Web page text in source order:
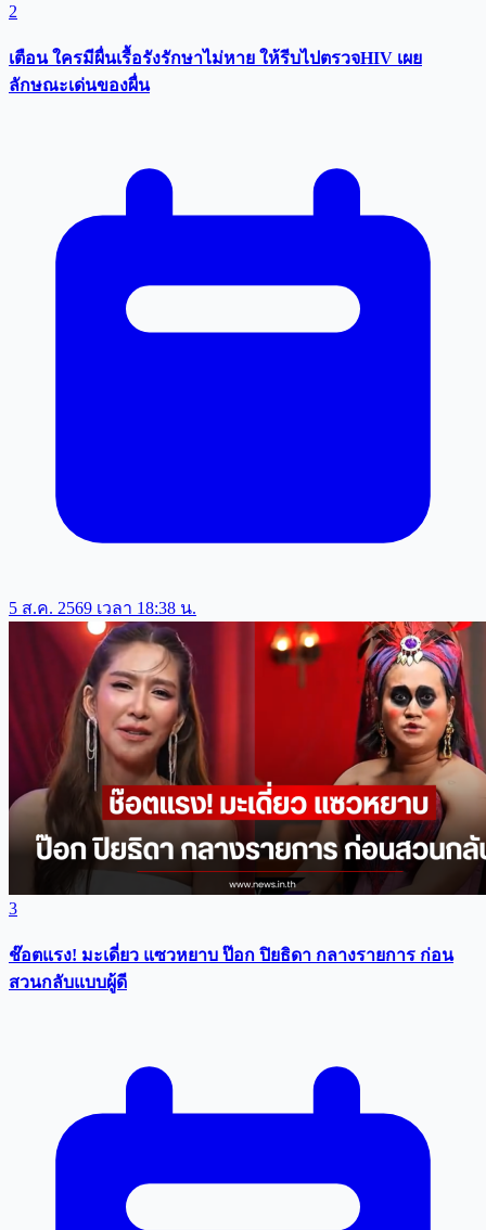
2
เตือน ใครมีผื่นเรื้อรังรักษาไม่หาย ให้รีบไปตรวจHIV เผย
ลักษณะเด่นของผื่น
5 ส.ค. 2569 เวลา 18:38 น.
3
ช๊อตแรง! มะเดี่ยว แซวหยาบ ป๊อก ปิยธิดา กลางรายการ ก่อน
สวนกลับแบบผู้ดี